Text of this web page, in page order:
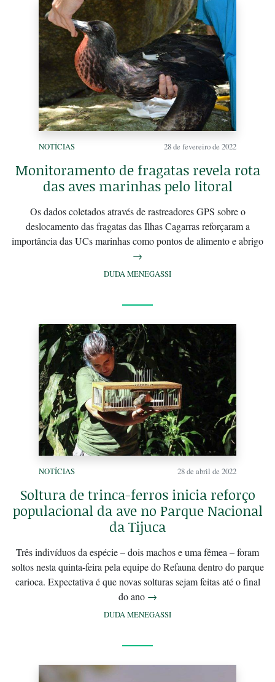
NOTÍCIAS 28 de fevereiro de 2022
Monitoramento de fragatas revela rota
das aves marinhas pelo litoral
Os dados coletados através de rastreadores GPS sobre o
deslocamento das fragatas das Ilhas Cagarras reforçaram a
importância das UCs marinhas como pontos de alimento e abrigo
→
DUDA MENEGASSI
NOTÍCIAS 28 de abril de 2022
Soltura de trinca-ferros inicia reforço
populacional da ave no Parque Nacional
da Tijuca
Três indivíduos da espécie – dois machos e uma fêmea – foram
soltos nesta quinta-feira pela equipe do Refauna dentro do parque
carioca. Expectativa é que novas solturas sejam feitas até o final
do ano →
DUDA MENEGASSI